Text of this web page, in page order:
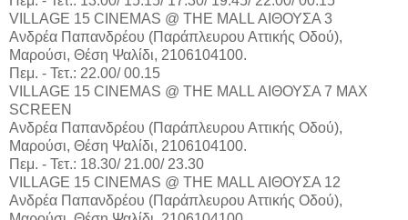
VILLAGE 15 CINEMAS @ THE MALL ΑΙΘΟΥΣΑ 3
Aνδρέα Παπανδρέου (Παράπλευρου Αττικής Οδού),
Μαρούσι, Θέση Ψαλίδι, 2106104100.
Πεμ. - Τετ.: 22.00/ 00.15
VILLAGE 15 CINEMAS @ THE MALL ΑΙΘΟΥΣΑ 7 MAX
SCREEN
Aνδρέα Παπανδρέου (Παράπλευρου Αττικής Οδού),
Μαρούσι, Θέση Ψαλίδι, 2106104100.
Πεμ. - Τετ.: 18.30/ 21.00/ 23.30
VILLAGE 15 CINEMAS @ THE MALL ΑΙΘΟΥΣΑ 12
Aνδρέα Παπανδρέου (Παράπλευρου Αττικής Οδού),